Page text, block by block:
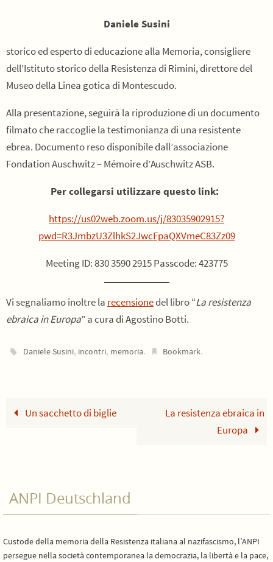
Daniele Susini
storico ed esperto di educazione alla Memoria, consigliere
dell’Istituto storico della Resistenza di Rimini, direttore del
Museo della Linea gotica di Montescudo.
Alla presentazione, seguirà la riproduzione di un documento
filmato che raccoglie la testimonianza di una resistente
ebrea. Documento reso disponibile dall’associazione
Fondation Auschwitz – Mémoire d’Auschwitz ASB.
Per collegarsi utilizzare questo link:
https://us02web.zoom.us/j/83035902915?
pwd=R3JmbzU3ZlhkS2JwcFpaQXVmeC83Zz09
Meeting ID: 830 3590 2915 Passcode: 423775
Vi segnaliamo inoltre la recensionedel libro “La resistenza
ebraica in Europa” a cura di Agostino Botti.
Daniele Susini, incontri, memoria. Bookmark.
Un sacchetto di biglie
La resistenza ebraica in
Europa
ANPI Deutschland
Custode della memoria della Resistenza italiana al nazifascismo, l’ANPI
persegue nella società contemporanea la democrazia, la libertà e la pace,